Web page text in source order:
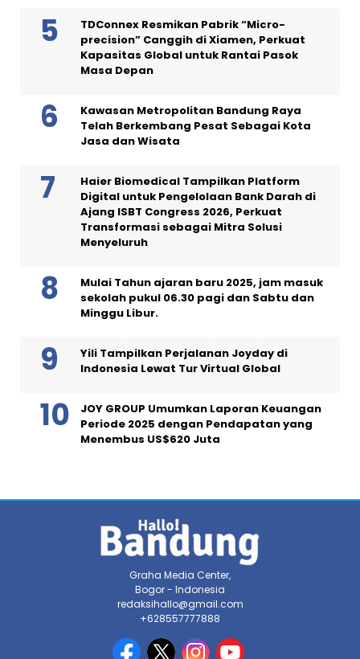
TDConnex Resmikan Pabrik “Micro-
precision” Canggih di Xiamen, Perkuat
Kapasitas Global untuk Rantai Pasok
Masa Depan
Kawasan Metropolitan Bandung Raya
Telah Berkembang Pesat Sebagai Kota
Jasa dan Wisata
Haier Biomedical Tampilkan Platform
Digital untuk Pengelolaan Bank Darah di
Ajang ISBT Congress 2026, Perkuat
Transformasi sebagai Mitra Solusi
Menyeluruh
Mulai Tahun ajaran baru 2025, jam masuk
sekolah pukul 06.30 pagi dan Sabtu dan
Minggu Libur.
Yili Tampilkan Perjalanan Joyday di
Indonesia Lewat Tur Virtual Global
JOY GROUP Umumkan Laporan Keuangan
Periode 2025 dengan Pendapatan yang
Menembus US$620 Juta
Graha Media Center,
Bogor - Indonesia
redaksihallo@gmail.com
+628557777888